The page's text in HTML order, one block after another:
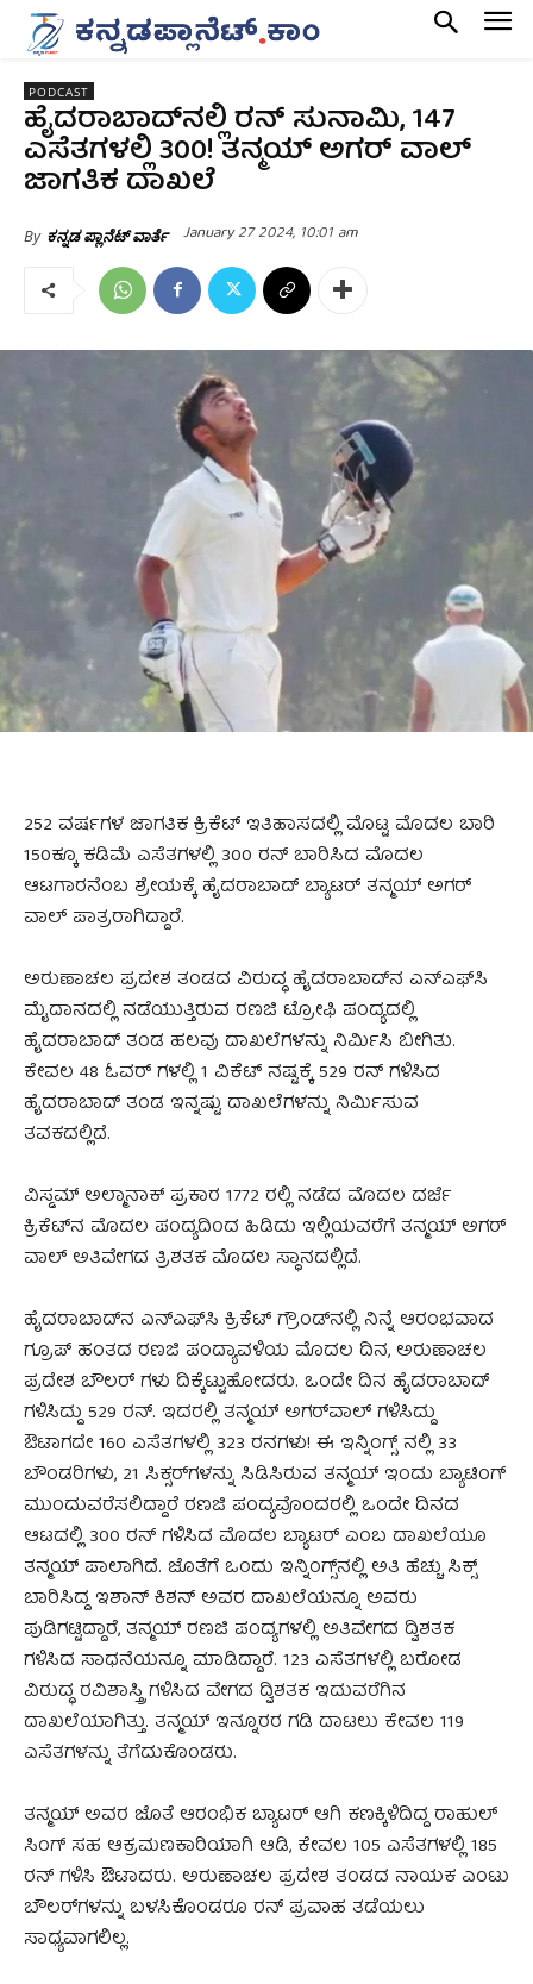
PODCAST
ಹೈದರಾಬಾದ್‌ನಲ್ಲಿ ರನ್‌ ಸುನಾಮಿ, 147
ಎಸೆತಗಳಲ್ಲಿ 300! ತನ್ಮಯ್‌ ಅಗರ್‌ ವಾಲ್‌
ಜಾಗತಿಕ ದಾಖಲೆ
By ಕನ್ನಡ ಪ್ಲಾನೆಟ್ ವಾರ್ತೆ January 27 2024, 10:01 am
252 ವರ್ಷಗಳ ಜಾಗತಿಕ ಕ್ರಿಕೆಟ್‌ ಇತಿಹಾಸದಲ್ಲಿ ಮೊಟ್ಟ ಮೊದಲ ಬಾರಿ
150ಕ್ಕೂ ಕಡಿಮೆ ಎಸೆತಗಳಲ್ಲಿ 300 ರನ್‌ ಬಾರಿಸಿದ ಮೊದಲ
ಆಟಗಾರನೆಂಬ ಶ್ರೇಯಕ್ಕೆ ಹೈದರಾಬಾದ್‌ ಬ್ಯಾಟರ್‌ ತನ್ಮಯ್‌ ಅಗರ್‌
ವಾಲ್ ಪಾತ್ರರಾಗಿದ್ದಾರೆ.
ಅರುಣಾಚಲ ಪ್ರದೇಶ ತಂಡದ ವಿರುದ್ಧ ಹೈದರಾಬಾದ್‌ನ ಎನ್‌ಎಫ್‌ಸಿ
ಮೈದಾನದಲ್ಲಿ ನಡೆಯುತ್ತಿರುವ ರಣಜಿ ಟ್ರೋಫಿ ಪಂದ್ಯದಲ್ಲಿ
ಹೈದರಾಬಾದ್‌ ತಂಡ ಹಲವು ದಾಖಲೆಗಳನ್ನು ನಿರ್ಮಿಸಿ ಬೀಗಿತು.
ಕೇವಲ 48 ಓವರ್‌ ಗಳಲ್ಲಿ 1 ವಿಕೆಟ್‌ ನಷ್ಟಕ್ಕೆ 529 ರನ್‌ ಗಳಿಸಿದ
ಹೈದರಾಬಾದ್‌ ತಂಡ ಇನ್ನಷ್ಟು ದಾಖಲೆಗಳನ್ನು ನಿರ್ಮಿಸುವ
ತವಕದಲ್ಲಿದೆ.
ವಿಸ್ಡಮ್‌ ಅಲ್ಮಾನಾಕ್ ಪ್ರಕಾರ‌ 1772 ರಲ್ಲಿ ನಡೆದ ಮೊದಲ ದರ್ಜೆ
ಕ್ರಿಕೆಟ್‌ನ ಮೊದಲ ಪಂದ್ಯದಿಂದ ಹಿಡಿದು ಇಲ್ಲಿಯವರೆಗೆ ತನ್ಮಯ್‌ ಅಗರ್‌
ವಾಲ್‌ ಅತಿವೇಗದ ತ್ರಿಶತಕ ಮೊದಲ ಸ್ಥಾನದಲ್ಲಿದೆ.
ಹೈದರಾಬಾದ್‌ನ ಎನ್‌ಎಫ್‌ಸಿ ಕ್ರಿಕೆಟ್‌ ಗ್ರೌಂಡ್‌ನಲ್ಲಿ ನಿನ್ನೆ ಆರಂಭವಾದ
ಗ್ರೂಪ್‌ ಹಂತದ ರಣಜಿ ಪಂದ್ಯಾವಳಿಯ ಮೊದಲ ದಿನ, ಅರುಣಾಚಲ
ಪ್ರದೇಶ ಬೌಲರ್‌ ಗಳು ದಿಕ್ಕೆಟ್ಟುಹೋದರು. ಒಂದೇ ದಿನ ಹೈದರಾಬಾದ್‌
ಗಳಿಸಿದ್ದು 529 ರನ್.‌ ಇದರಲ್ಲಿ ತನ್ಮಯ್‌ ಅಗರ್‌ವಾಲ್‌ ಗಳಿಸಿದ್ದು
ಔಟಾಗದೇ 160 ಎಸೆತಗಳಲ್ಲಿ 323 ರನಗಳು! ಈ ಇನ್ನಿಂಗ್ಸ್‌ ನಲ್ಲಿ 33
ಬೌಂಡರಿಗಳು, 21 ಸಿಕ್ಸರ್‌ಗಳನ್ನು ಸಿಡಿಸಿರುವ ತನ್ಮಯ್‌ ಇಂದು ಬ್ಯಾಟಿಂಗ್‌
ಮುಂದುವರೆಸಲಿದ್ದಾರೆ ರಣಜಿ ಪಂದ್ಯವೊಂದರಲ್ಲಿ ಒಂದೇ ದಿನದ
ಆಟದಲ್ಲಿ 300 ರನ್‌ ಗಳಿಸಿದ ಮೊದಲ ಬ್ಯಾಟರ್‌ ಎಂಬ ದಾಖಲೆಯೂ
ತನ್ಮಯ್‌ ಪಾಲಾಗಿದೆ. ಜೊತೆಗೆ ಒಂದು ಇನ್ನಿಂಗ್ಸ್‌ನಲ್ಲಿ ಅತಿ ಹೆಚ್ಚು ಸಿಕ್ಸ್‌
ಬಾರಿಸಿದ್ದ ಇಶಾನ್‌ ಕಿಶನ್‌ ಅವರ ದಾಖಲೆಯನ್ನೂ ಅವರು
ಪುಡಿಗಟ್ಟಿದ್ದಾರೆ, ತನ್ಮಯ್‌ ರಣಜಿ ಪಂದ್ಯಗಳಲ್ಲಿ ಅತಿವೇಗದ ದ್ವಿಶತಕ
ಗಳಿಸಿದ ಸಾಧನೆಯನ್ನೂ ಮಾಡಿದ್ದಾರೆ. 123 ಎಸೆತಗಳಲ್ಲಿ ಬರೋಡ
ವಿರುದ್ಧ ರವಿಶಾಸ್ತ್ರಿ ಗಳಿಸಿದ ವೇಗದ ದ್ವಿಶತಕ ಇದುವರೆಗಿನ
ದಾಖಲೆಯಾಗಿತ್ತು. ತನ್ಮಯ್‌ ಇನ್ನೂರರ ಗಡಿ ದಾಟಲು ಕೇವಲ 119
ಎಸೆತಗಳನ್ನು ತೆಗೆದುಕೊಂಡರು.
ತನ್ಮಯ್‌ ಅವರ ಜೊತೆ ಆರಂಭಿಕ ಬ್ಯಾಟರ್‌ ಆಗಿ ಕಣಕ್ಕಿಳಿದಿದ್ದ ರಾಹುಲ್‌
ಸಿಂಗ್ ಸಹ ಆಕ್ರಮಣಕಾರಿಯಾಗಿ ಆಡಿ, ಕೇವಲ 105 ಎಸೆತಗಳಲ್ಲಿ 185
ರನ್‌ ಗಳಿಸಿ ಔಟಾದರು. ಅರುಣಾಚಲ ಪ್ರದೇಶ ತಂಡದ ನಾಯಕ ಎಂಟು
ಬೌಲರ್‌ಗಳನ್ನು ಬಳಸಿಕೊಂಡರೂ ರನ್‌ ಪ್ರವಾಹ ತಡೆಯಲು
ಸಾಧ್ಯವಾಗಲಿಲ್ಲ.